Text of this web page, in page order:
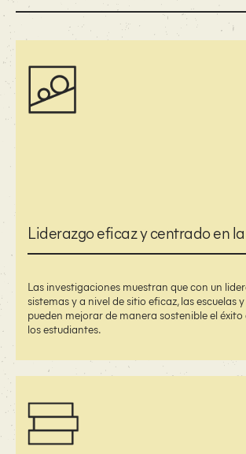
Liderazgo eficaz y centrado en
Las investigaciones muestran que con un
sistemas y a nivel de sitio eficaz, las escuelas
pueden mejorar de manera sostenible el
los estudiantes.